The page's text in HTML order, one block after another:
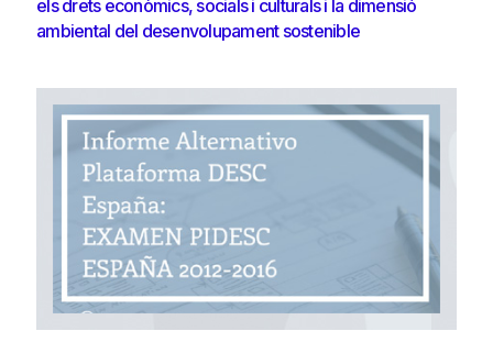
els drets econòmics, socials i culturals i la dimensió
ambiental del desenvolupament sostenible